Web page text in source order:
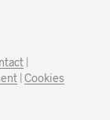
|
| Cookies